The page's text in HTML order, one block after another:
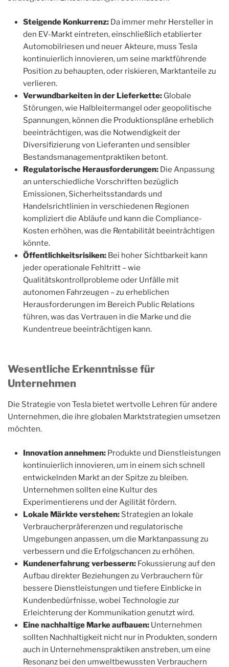
Steigende Konkurrenz: Da immer mehr Hersteller in
den EV-Markt eintreten, einschließlich etablierter
Automobilriesen und neuer Akteure, muss Tesla
kontinuierlich innovieren, um seine marktführende
Position zu behaupten, oder riskieren, Marktanteile zu
verlieren.
Verwundbarkeiten in der Lieferkette: Globale
Störungen, wie Halbleitermangel oder geopolitische
Spannungen, können die Produktionspläne erheblich
beeinträchtigen, was die Notwendigkeit der
Diversifizierung von Lieferanten und sensibler
Bestandsmanagementpraktiken betont.
Regulatorische Herausforderungen: Die Anpassung
an unterschiedliche Vorschriften bezüglich
Emissionen, Sicherheitsstandards und
Handelsrichtlinien in verschiedenen Regionen
kompliziert die Abläufe und kann die Compliance-
Kosten erhöhen, was die Rentabilität beeinträchtigen
könnte.
Öffentlichkeitsrisiken: Bei hoher Sichtbarkeit kann
jeder operationale Fehltritt – wie
Qualitätskontrollprobleme oder Unfälle mit
autonomen Fahrzeugen – zu erheblichen
Herausforderungen im Bereich Public Relations
führen, was das Vertrauen in die Marke und die
Kundentreue beeinträchtigen kann.
Wesentliche Erkenntnisse für
Unternehmen
Die Strategie von Tesla bietet wertvolle Lehren für andere
Unternehmen, die ihre globalen Marktstrategien umsetzen
möchten.
Innovation annehmen: Produkte und Dienstleistungen
kontinuierlich innovieren, um in einem sich schnell
entwickelnden Markt an der Spitze zu bleiben.
Unternehmen sollten eine Kultur des
Experimentierens und der Agilität fördern.
Lokale Märkte verstehen: Strategien an lokale
Verbraucherpräferenzen und regulatorische
Umgebungen anpassen, um die Marktanpassung zu
verbessern und die Erfolgschancen zu erhöhen.
Kundenerfahrung verbessern: Fokussierung auf den
Aufbau direkter Beziehungen zu Verbrauchern für
bessere Dienstleistungen und tiefere Einblicke in
Kundenbedürfnisse, wobei Technologie zur
Erleichterung der Kommunikation genutzt wird.
Eine nachhaltige Marke aufbauen: Unternehmen
sollten Nachhaltigkeit nicht nur in Produkten, sondern
auch in Unternehmenspraktiken anstreben, um eine
Resonanz bei den umweltbewussten Verbrauchern